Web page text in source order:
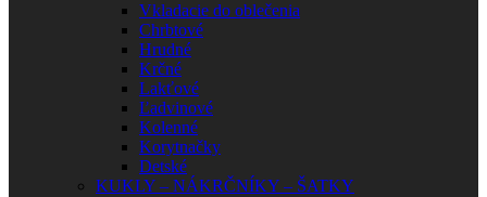
Vkladacie do oblečenia
Chrbtové
Hrudné
Krčné
Lakťové
Ľadvinové
Kolenné
Korytnačky
Detské
KUKLY – NÁKRČNÍKY – ŠATKY